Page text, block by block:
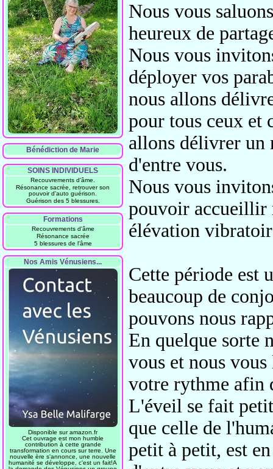
Bénédiction de Marie
SOINS INDIVIDUELS
Recouvrements d'âme.
Résonance sacrée, retrouver son
pouvoir d'auto guérison.
Guérison des 5 blessures.
Formations
Recouvrements d'âme
Résonance sacrée
5 blessures de l'âme
Nos Amis Vénusiens...
Disponible sur amazon.fr
Cet ouvrage est mon humble
contribution à cette grande
transformation en cours sur terre. Une
nouvelle ère s'annonce, une nouvelle
humanité se développe, c'est un fait!A
Nous vous
heureux de
Nous vous
déployer vos
nous allons
pour tous ceux et
allons délivrer un
d'entre vous.
Nous vous
pouvoir accueillir
élévation
Cette période est
beaucoup de
pouvons nous
En quelque sorte
vous et nous
votre rythme afin
L'éveil se fait
que celle de
petit à petit, est